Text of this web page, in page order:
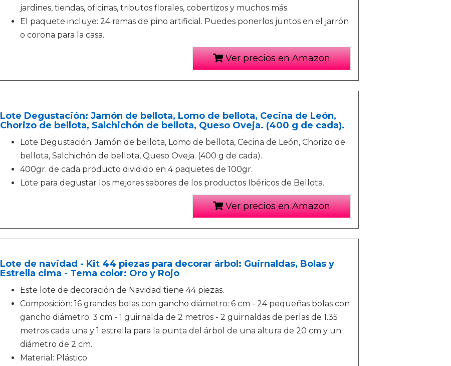
jardines, tiendas, oficinas, tributos florales, cobertizos y muchos más.
El paquete incluye: 24 ramas de pino artificial. Puedes ponerlos juntos en el jarrón
o corona para la casa.
Ver precios en Amazon
Lote Degustación: Jamón de bellota, Lomo de bellota, Cecina de León,
Chorizo de bellota, Salchichón de bellota, Queso Oveja. (400 g de cada).
Lote Degustación: Jamón de bellota, Lomo de bellota, Cecina de León, Chorizo de
bellota, Salchichón de bellota, Queso Oveja. (400 g de cada).
400gr. de cada producto dividido en 4 paquetes de 100gr.
Lote para degustar los mejores sabores de los productos Ibéricos de Bellota.
Ver precios en Amazon
Lote de navidad - Kit 44 piezas para decorar árbol: Guirnaldas, Bolas y
Estrella cima - Tema color: Oro y Rojo
Este lote de decoración de Navidad tiene 44 piezas.
Composición: 16 grandes bolas con gancho diámetro: 6 cm - 24 pequeñas bolas con
gancho diámetro: 3 cm - 1 guirnalda de 2 metros - 2 guirnaldas de perlas de 1.35
metros cada una y 1 estrella para la punta del árbol de una altura de 20 cm y un
diámetro de 2 cm.
Material: Plástico